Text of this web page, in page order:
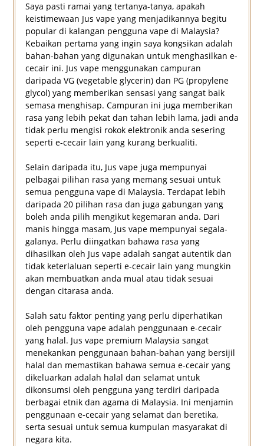
Saya pasti ramai yang tertanya-tanya, apakah
keistimewaan Jus vape yang menjadikannya begitu
popular di kalangan pengguna vape di Malaysia?
Kebaikan pertama yang ingin saya kongsikan adalah
bahan-bahan yang digunakan untuk menghasilkan e-
cecair ini. Jus vape menggunakan campuran
daripada VG (vegetable glycerin) dan PG (propylene
glycol) yang memberikan sensasi yang sangat baik
semasa menghisap. Campuran ini juga memberikan
rasa yang lebih pekat dan tahan lebih lama, jadi anda
tidak perlu mengisi rokok elektronik anda sesering
seperti e-cecair lain yang kurang berkualiti.
Selain daripada itu, Jus vape juga mempunyai
pelbagai pilihan rasa yang memang sesuai untuk
semua pengguna vape di Malaysia. Terdapat lebih
daripada 20 pilihan rasa dan juga gabungan yang
boleh anda pilih mengikut kegemaran anda. Dari
manis hingga masam, Jus vape mempunyai segala-
galanya. Perlu diingatkan bahawa rasa yang
dihasilkan oleh Jus vape adalah sangat autentik dan
tidak keterlaluan seperti e-cecair lain yang mungkin
akan membuatkan anda mual atau tidak sesuai
dengan citarasa anda.
Salah satu faktor penting yang perlu diperhatikan
oleh pengguna vape adalah penggunaan e-cecair
yang halal. Jus vape premium Malaysia sangat
menekankan penggunaan bahan-bahan yang bersijil
halal dan memastikan bahawa semua e-cecair yang
dikeluarkan adalah halal dan selamat untuk
dikonsumsi oleh pengguna yang terdiri daripada
berbagai etnik dan agama di Malaysia. Ini menjamin
penggunaan e-cecair yang selamat dan beretika,
serta sesuai untuk semua kumpulan masyarakat di
negara kita.